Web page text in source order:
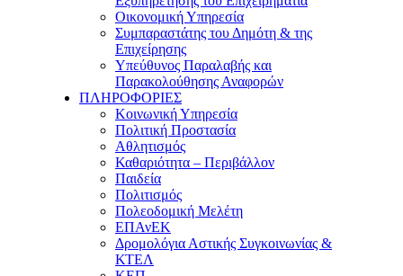
Οικονομική Υπηρεσία
Συμπαραστάτης του Δημότη & της
Επιχείρησης
Υπεύθυνος Παραλαβής και
Παρακολούθησης Αναφορών
ΠΛΗΡΟΦΟΡΙΕΣ
Κοινωνική Υπηρεσία
Πολιτική Προστασία
Αθλητισμός
Καθαριότητα – Περιβάλλον
Παιδεία
Πολιτισμός
Πολεοδομική Μελέτη
ΕΠΑνΕΚ
Δρομολόγια Αστικής Συγκοινωνίας &
ΚΤΕΛ